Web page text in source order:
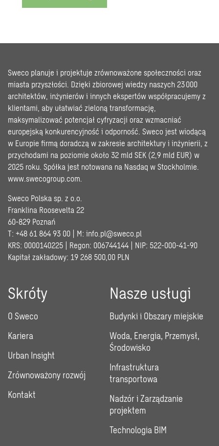
Sweco planuje i projektuje zrównoważone społeczności oraz
miasta przyszłości. Dzięki zbiorowej wiedzy naszych 23 000
architektów, inżynierów i innych ekspertów współpracujemy z
klientami, aby ułatwiać zieloną transformację,
maksymalizować potencjał cyfryzacji oraz wzmacniać
europejską konkurencyjność i odporność. Sweco jest wiodącą
w Europie firmą doradczą w zakresie architektury i inżynierii, z
przychodami na poziomie około 32 mld SEK (2,9 mld EUR) w
2025 roku. Spółka jest notowana na Nasdaq w Stockholmie.
www.swecogroup.com
Sweco Polska sp. z o.o.
Franklina Roosevelta 22
60-829 Poznań
T: +48 61 864 93 00 | M: info.pl@sweco.pl
KRS: 0000140225 | Regon: 006744144 | NIP: 522-000-41-90
Kapitał zakładowy: 19 268 500,00 PLN
Skróty
O Sweco
Kariera
Urban Insight
Zrównoważony rozwój
Kontakt
Nasze usługi
Budynki i Obszary miejskie
Woda, Energia, Przemysł,
Środowisko
Infrastruktura
transportowa
Nadzór i Zarządzanie
projektem
Technologia BIM